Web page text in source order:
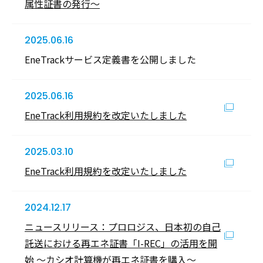
属性証書の発行～
2025.06.16
EneTrackサービス定義書を公開しました
2025.06.16
EneTrack利用規約を改定いたしました
2025.03.10
EneTrack利用規約を改定いたしました
2024.12.17
ニュースリリース：プロロジス、日本初の自己
託送における再エネ証書「I-REC」の活用を開
始 ～カシオ計算機が再エネ証書を購入～